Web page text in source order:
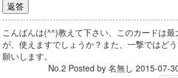
こんばんは(^^)教えて下さい、このカードは
が、使えますでしょうか？また、一撃ではど
願いします。
No.2 Posted by 名無し 2015-07-